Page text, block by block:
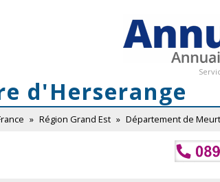
d'Herserange
» Région Grand Est » Département de